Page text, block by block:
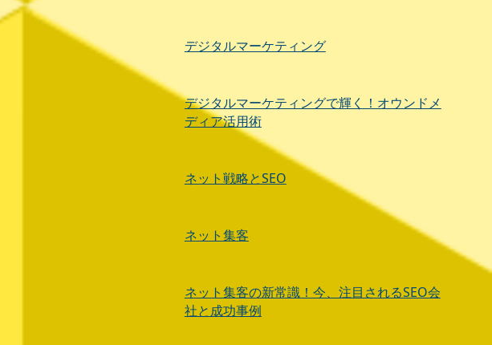
デジタルマーケティング
デジタルマーケティングで輝く！オウンドメ
ディア活用術
ネット戦略とSEO
ネット集客
ネット集客の新常識！今、注目されるSEO会
社と成功事例